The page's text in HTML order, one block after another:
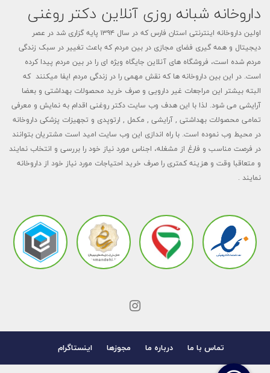
داروخانه شبانه روزی آنلاین دکتر روغنی
اولین داروخانه اینترنتی استان فارس که در سال ۱۳۹۴ پایه گزاری شد در عصر
دیجیتال و همه گیری فضای مجازی در بین مردم که باعث تغییر در سبک زندگی
مردم شده است، فروشگاه های آنلاین جایگاه ویژه ای را در بین مردم پیدا کرده
است. در این بین داروخانه ها که نقش مهمی را در زندگی مردم ایفا میکنند که
البته بیشتر این مراجعات غیر دارویی و صرف خرید محصولات بهداشتی و بعضا
آرایشی می شود. لذا با این هدف وب سایت دکتر روغنی اقدام به نمایش و معرفی
تمامی محصولات بهداشتی , آرایشی , مکمل , ارتوپدی و تجهیزات پزشکی داروخانه
در محیط وب نموده است. با راه اندازی این وب سایت امید است مشتریان بتوانند
در فرصت مناسب و فارغ از مشغله، اجناس مورد نیاز خود را بررسی و انتخاب نمایند
و متعاقبا وقت و هزینه کمتری را صرف خرید احتیاجات مورد نیاز خود از داروخانه
نمایند .
تماس با ما درباره ما مجوزها اینستاگرام